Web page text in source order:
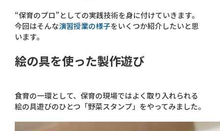
“保育のプロ”としての実践技術を身に付けていきます。
今回はそんな演習授業の様子をいくつか紹介したいと思
います。
絵の具を使った製作遊び
食育の一環として、保育の現場ではよく取り入れられる
絵の具遊びのひとつ「野菜スタンプ」をやってみました。